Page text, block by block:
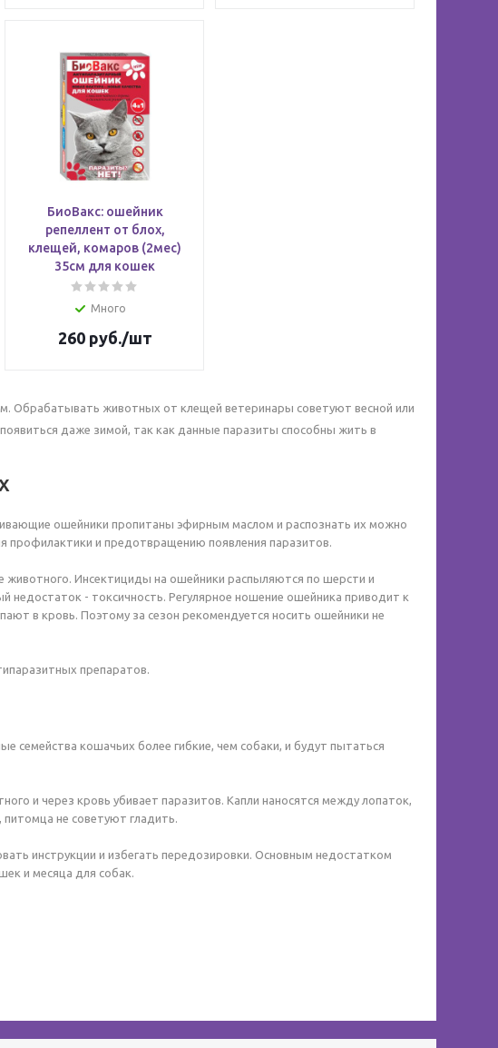
БиоВакс: ошейник
репеллент от блох,
клещей, комаров (2мес)
35см для кошек
Много
260руб./шт
Обрабатывать животных от клещей ветеринары советуют весной или
даже зимой, так как данные паразиты способны жить в
ошейники пропитаны эфирным маслом и распознать их можно
профилактики и предотвращению появления паразитов.
Инсектициды на ошейники распыляются по шерсти и
- токсичность. Регулярное ношение ошейника приводит к
в кровь. Поэтому за сезон рекомендуется носить ошейники не
препаратов.
семейства кошачьих более гибкие, чем собаки, и будут пытаться
и через кровь убивает паразитов. Капли наносятся между лопаток,
питомца не советуют гладить.
инструкции и избегать передозировки. Основным недостатком
и месяца для собак.